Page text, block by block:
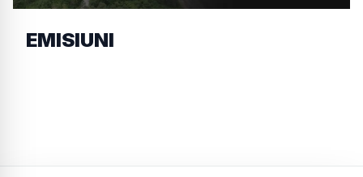
EMISIUNI